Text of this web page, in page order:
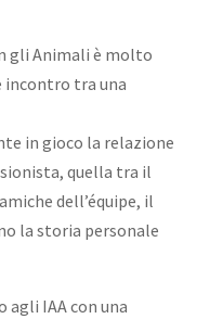
gli Animali è molto
incontro tra una
in gioco la relazione
quella tra il
dell’équipe, il
la storia personale
agli IAA con una